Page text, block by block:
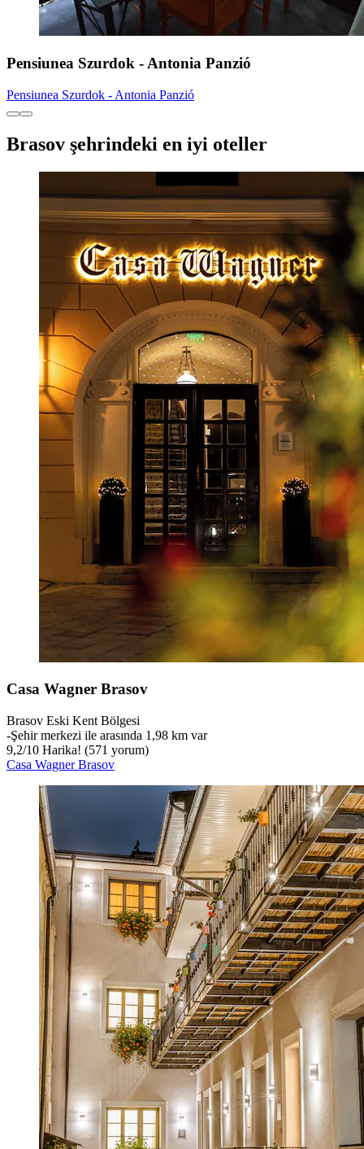
Pensiunea Szurdok - Antonia Panzió
Pensiunea Szurdok - Antonia Panzió
Brasov şehrindeki en iyi oteller
Casa Wagner Brasov
Brasov Eski Kent Bölgesi
‐Şehir merkezi ile arasında 1,98 km var
9,2/10 Harika! (571 yorum)
Casa Wagner Brasov